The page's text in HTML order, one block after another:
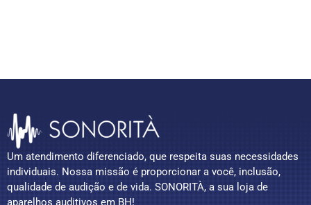
Um atendimento diferenciado, que respeita suas necessidades
individuais. Nossa missão é proporcionar a você, inclusão,
qualidade de audição e de vida. SONORITÀ, a sua loja de
aparelhos auditivos em BH!